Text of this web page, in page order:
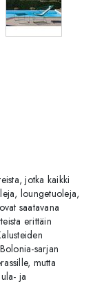
jotka kaikki
loungetuoleja,
saatavana
erittäin
sarjan
mutta
ja